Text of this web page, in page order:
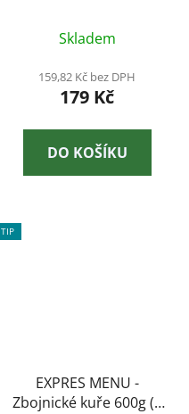
Skladem
159,82 Kč bez DPH
179 Kč
DO KOŠÍKU
TIP
EXPRES MENU -
Zbojnické kuře 600g (2